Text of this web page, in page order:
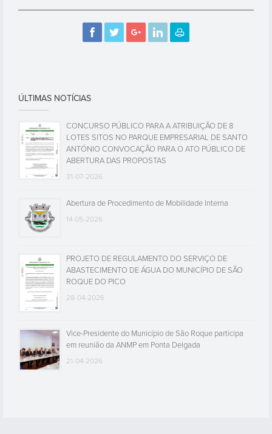
ÚLTIMAS NOTÍCIAS
CONCURSO PÚBLICO PARA A ATRIBUIÇÃO DE 8
LOTES SITOS NO PARQUE EMPRESARIAL DE SANTO
ANTÓNIO CONVOCAÇÃO PARA O ATO PÚBLICO DE
ABERTURA DAS PROPOSTAS
31-07-2026
Abertura de Procedimento de Mobilidade Interna
14-05-2026
PROJETO DE REGULAMENTO DO SERVIÇO DE
ABASTECIMENTO DE ÁGUA DO MUNICÍPIO DE SÃO
ROQUE DO PICO
28-04-2026
Vice-Presidente do Município de São Roque participa
em reunião da ANMP em Ponta Delgada
21-04-2026